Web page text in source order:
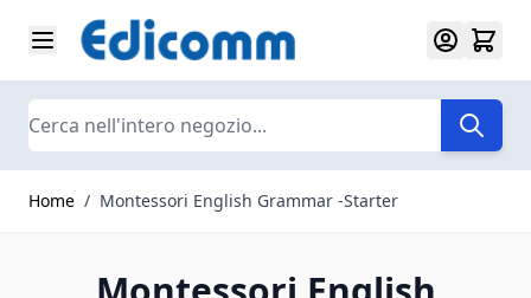
Salta al contenuto
Search
Home / Montessori English Grammar -Starter